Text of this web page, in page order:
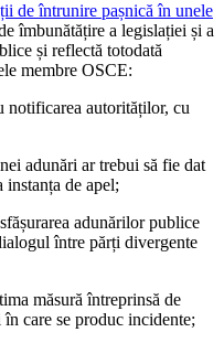
de întrunire pașnică în unele
îmbunătățire a legislației și a
și reflectă totodată
membre OSCE:
notificarea autorităților, cu
adunări ar trebui să fie dat
instanța de apel;
adunărilor publice
între părți divergente
măsură întreprinsă de
care se produc incidente;